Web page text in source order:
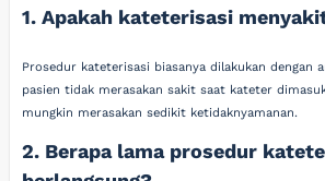
1. Apakah kateterisasi
Prosedur kateterisasi biasanya dilakukan dengan
pasien tidak merasakan sakit saat kateter
mungkin merasakan sedikit ketidaknyamanan.
2. Berapa lama prosedur